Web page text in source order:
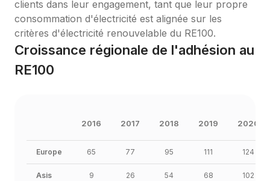
clients dans leur engagement, tant que leur propre
consommation d'électricité est alignée sur les
critères d'électricité renouvelable du RE100.
Croissance régionale de l'adhésion au
RE100
2016 2017 2018 2019 2020
Europe 65 77 95 111 124
Asis 9 26 54 68 102